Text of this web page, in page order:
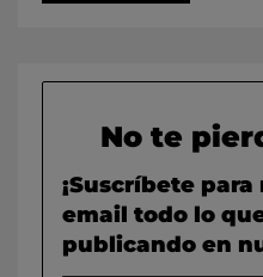
No te
¡Suscríbete
email todo lo
publicando en